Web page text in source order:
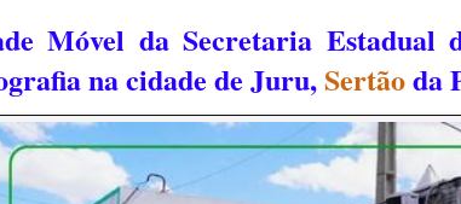
Móvel da Secretaria Estadual
na cidade de Juru,Sertãoda